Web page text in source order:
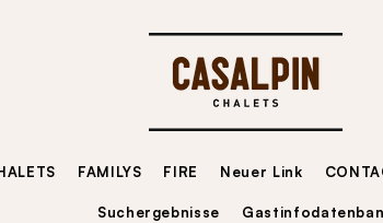
FAMILYS FIRE Neuer Link
Suchergebnisse